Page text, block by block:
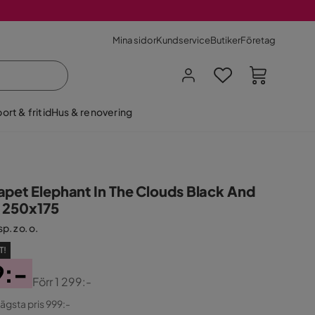
Mina sidorKundserviceButikerFöretag
& fritidHus & renovering
Elephant In The Clouds Black And
z o. o.
Förr1 299:-
pris 999:-